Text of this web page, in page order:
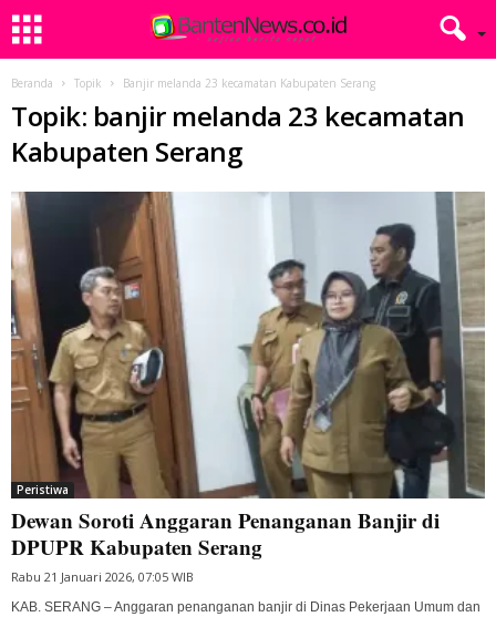
Beranda Topik Banjir melanda 23 kecamatan Kabupaten Serang
Topik: banjir melanda 23 kecamatan
Kabupaten Serang
Peristiwa
Dewan Soroti Anggaran Penanganan Banjir di
DPUPR Kabupaten Serang
Rabu 21 Januari 2026, 07:05 WIB
KAB. SERANG – Anggaran penanganan banjir di Dinas Pekerjaan Umum dan